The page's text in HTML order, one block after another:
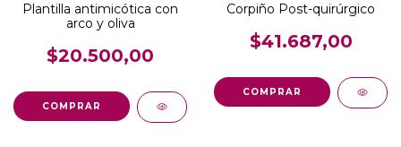
Plantilla antimicótica con
arco y oliva
$20.500,00
COMPRAR
Corpiño Post-quirúrgico
$41.687,00
COMPRAR